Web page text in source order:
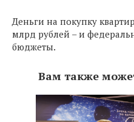
Деньги на покупку
млрд рублей – и
бюджеты.
Вам также